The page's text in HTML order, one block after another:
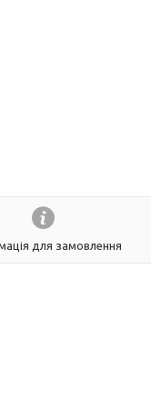
для замовлення